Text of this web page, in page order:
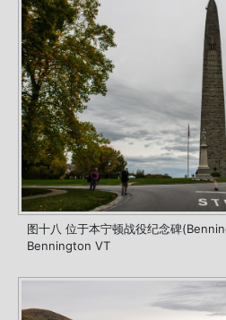
图十八 位于本宁顿战役纪念碑
Bennington VT